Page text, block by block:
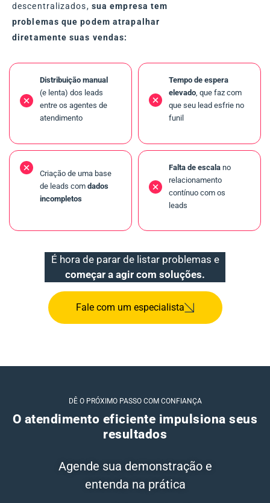
descentralizados, sua empresa tem
problemas que podem atrapalhar
diretamente suas vendas:
Distribuição manual
(e lenta) dos leads
entre os agentes de
atendimento
Tempo de espera
elevado, que faz com
que seu lead esfrie no
funil
Criação de uma base
de leads comdados
incompletos
Falta de escala no
relacionamento
contínuo com os
leads
É hora de parar de listar problemas e
começar a agir com soluções.
Fale com um especialista
DÊ O PRÓXIMO PASSO COM CONFIANÇA
O atendimento eficiente impulsiona seus
resultados
Agende sua demonstração e
entenda na prática